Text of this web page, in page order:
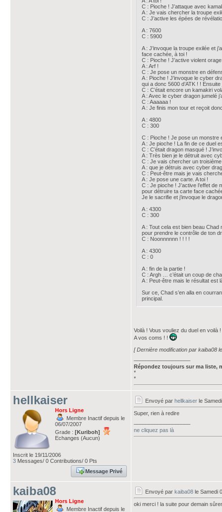
C : Pioche ! J’attaque avec
A : Je vais chercher la troupe
C : J’active les épées de
A : 7600
C : 5900
A : J’invoque la troupe exilée et
face cachée, à toi !
C : Pioche ! J’active violent
A : Arf !
C : Je pose un monstre en
A : Pioche ! J’invoque le cyber
qui a donc 5600 d’ATK ! !
C : C’était encore un kamakiri
A : Avec le cyber dragon jumelé
C : Aaaaaa !
A : Je finis mon tour et reçoit
A : 4800
C : 300
C : Pioche ! Je pose un monstre
A : Je pioche ! La fin de ce duel
C : C’était dragon masqué !
A : Très bien je le détruit avec
C : Je vais chercher un
A : que je détruis avec cyber
C : Peut-être mais je vais
A : Je pose une carte. A toi !
C : Je pioche ! J’active l’effet
pour détruire ta carte face
Je le sacrifie et j’invoque le
A : 4300
C : 300
A : Tout cela est bien beau Chad
pour prendre le contrôle de ton
C : Noonnnnnn ! ! ! !
A : 4300
C : 0
A : fin de la partie !
C : Argh … c’était un coup de
A : Peut-être mais le résultat est
Sur ce, Chad s’en alla en
principal.
Voilà ! Vous vouliez du duel en voilà !
A vos coms ! !
[ Dernière modification par kaiba08
Répondez toujours sur ma liste,
*
*
hellkaiser
Hors Ligne
Membre Inactif depuis le
06/07/2007
Grade : [Kuriboh]
Echanges (Aucun)
Inscrit le 19/11/2006
3 Messages/ 0 Contributions/ 0 Pts
Message Privé
Envoyé par hellkaiser le
Super, rien à redire
ne cliquez pas là
kaiba08
Hors Ligne
Membre Inactif depuis le
Envoyé par kaiba08 le Samedi
oki merci ! la suite pour demain